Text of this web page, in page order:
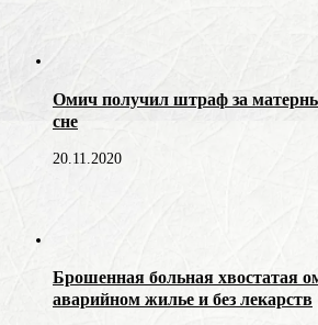
Омич получил штраф за
сне
20.11.2020
Брошенная больная хвостатая
аварийном жилье и без лекарств